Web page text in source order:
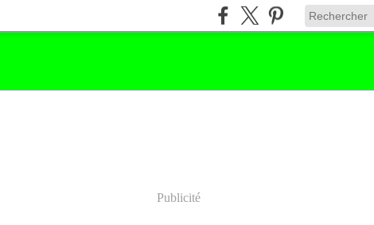
Publicité